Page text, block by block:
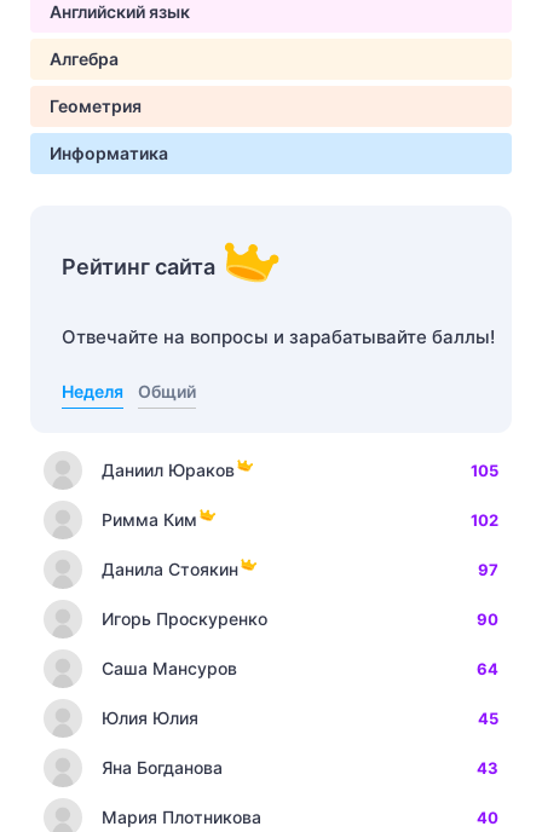
Английский язык
Алгебра
Геометрия
Информатика
Рейтинг сайта
Отвечайте на вопросы и зарабатывайте баллы!
Неделя Общий
Даниил Юраков 105
Римма Ким 102
Данила Стоякин 97
Игорь Проскуренко 90
Саша Мансуров 64
Юлия Юлия 45
Яна Богданова 43
Мария Плотникова 40